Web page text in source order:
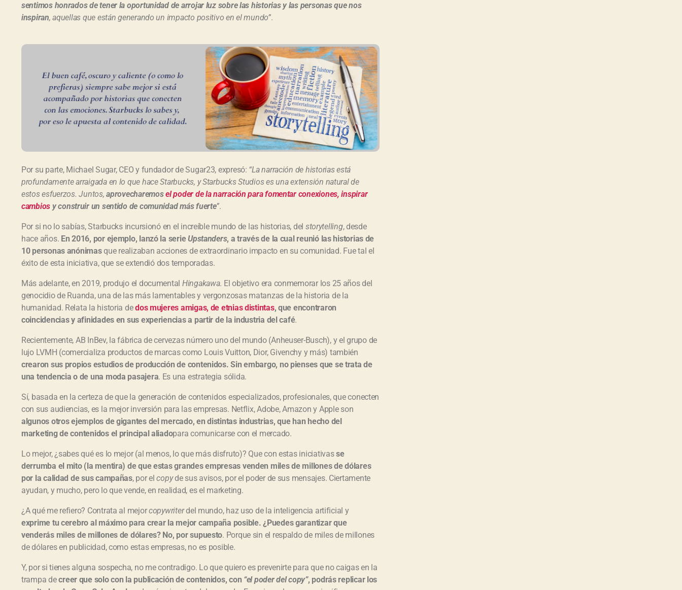
sentimos honrados de tener la oportunidad de arrojar luz sobre las historias y las personas que nos
inspiran, aquellas que están generando un impacto positivo en el mundo”.
Por su parte, Michael Sugar, CEO y fundador de Sugar23, expresó: “La narración de historias está
profundamente arraigada en lo que hace Starbucks, y Starbucks Studios es una extensión natural de
estos esfuerzos. Juntos,aprovecharemosel poder de la narración para fomentar conexiones, inspirar
cambios y construir un sentido de comunidad más fuerte”.
Por si no lo sabías, Starbucks incursionó en el increíble mundo de las historias, del storytelling, desde
hace años. En 2016, por ejemplo, lanzó la serieUpstanders, a través de la cual reunió las historias de
10 personas anónimasque realizaban acciones de extraordinario impacto en su comunidad. Fue tal el
éxito de esta iniciativa, que se extendió dos temporadas.
Más adelante, en 2019, produjo el documental Hingakawa. El objetivo era conmemorar los 25 años del
genocidio de Ruanda, una de las más lamentables y vergonzosas matanzas de la historia de la
humanidad. Relata la historia dedos mujeres amigas, de etnias distintas, que encontraron
coincidencias y afinidades en sus experiencias a partir de la industria del café.
Recientemente, AB InBev, la fábrica de cervezas número uno del mundo (Anheuser-Busch), y el grupo de
lujo LVMH (comercializa productos de marcas como Louis Vuitton, Dior, Givenchy y más) también
crearon sus propios estudios de producción de contenidos. Sin embargo, no pienses que se trata de
una tendencia o de una moda pasajera. Es una estrategia sólida.
Sí, basada en la certeza de que la generación de contenidos especializados, profesionales, que conecten
con sus audiencias, es la mejor inversión para las empresas. Netflix, Adobe, Amazon y Apple son
algunos otros ejemplos de gigantes del mercado, en distintas industrias, que han hecho del
marketing de contenidos el principal aliadopara comunicarse con el mercado.
Lo mejor, ¿sabes qué es lo mejor (al menos, lo que más disfruto)? Que con estas iniciativasse
derrumba el mito (la mentira) de que estas grandes empresas venden miles de millones de dólares
por la calidad de sus campañas, por elcopyde sus avisos, por el poder de sus mensajes. Ciertamente
ayudan, y mucho, pero lo que vende, en realidad, es el marketing.
¿A qué me refiero? Contrata al mejorcopywriterdel mundo, haz uso de la inteligencia artificial y
exprime tu cerebro al máximo para crear la mejor campaña posible. ¿Puedes garantizar que
venderás miles de millones de dólares? No, por supuesto. Porque sin el respaldo de miles de millones
de dólares en publicidad, como estas empresas, no es posible.
Y, por si tienes alguna sospecha, no me contradigo. Lo que quiero es prevenirte para que no caigas en la
trampa decreer que solo con la publicación de contenidos, con “el poder del copy”, podrás replicar los